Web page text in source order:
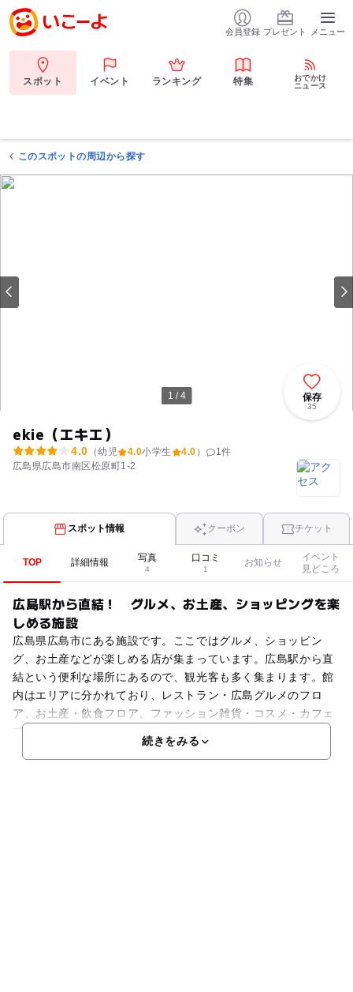
会員登録 プレゼント メニュー
スポット イベント ランキング 特集
おでかけ
ニュース
このスポットの周辺から探す
1 / 4
ekie（エキエ）
4.0 （幼児 4.0小学生 4.0 ） 1件
広島県広島市南区松原町1-2
保存
35
スポット情報 クーポン チケット
TOP 詳細情報 写真
4
口コミ
1
お知らせ
イベント
見どころ
広島駅から直結！ グルメ、お土産、ショッピングを楽
しめる施設
広島県広島市にある施設です。ここではグルメ、ショッピン
グ、お土産などが楽しめる店が集まっています。広島駅から直
結という便利な場所にあるので、観光客も多く集まります。館
内はエリアに分かれており、レストラン・広島グルメのフロ
ア、お土産・飲食フロア、ファッション雑貨・コスメ・カフェ
フロ
続きをみる